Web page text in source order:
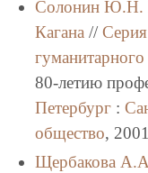
Солонин Ю.Н.
Кагана //
гуманитарного
80-летию
Петербург:
общество,
Щербакова